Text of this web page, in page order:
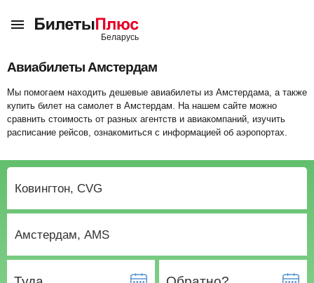
Авиабилеты Амстердам
Мы помогаем находить дешевые авиабилеты из Амстердама, а также
купить билет на самолет в Амстердам. На нашем сайте можно
сравнить стоимость от разных агентств и авиакомпаний, изучить
расписание рейсов, ознакомиться с информацией об аэропортах.